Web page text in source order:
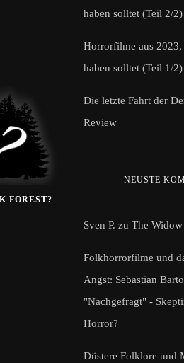
FOREST?
haben solltet (Teil 2/2)
Horrorfilme aus 2023,
haben solltet (Teil 1/2)
Die letzte Fahrt der
Review
NEUSTE
Sven P. zu The
Folkhorrorfilme und
Angst: Sebastian
"Nachgefragt" -
Horror?
Düstere Folklore und